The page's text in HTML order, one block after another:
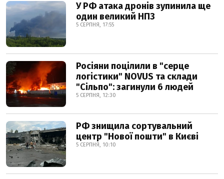
У РФ атака дронів зупинила ще
один великий НПЗ
5 СЕРПНЯ, 17:55
Росіяни поцілили в "серце
логістики" NOVUS та склади
"Сільпо": загинули 6 людей
5 СЕРПНЯ, 12:30
РФ знищила сортувальний
центр "Нової пошти" в Києві
5 СЕРПНЯ, 10:10